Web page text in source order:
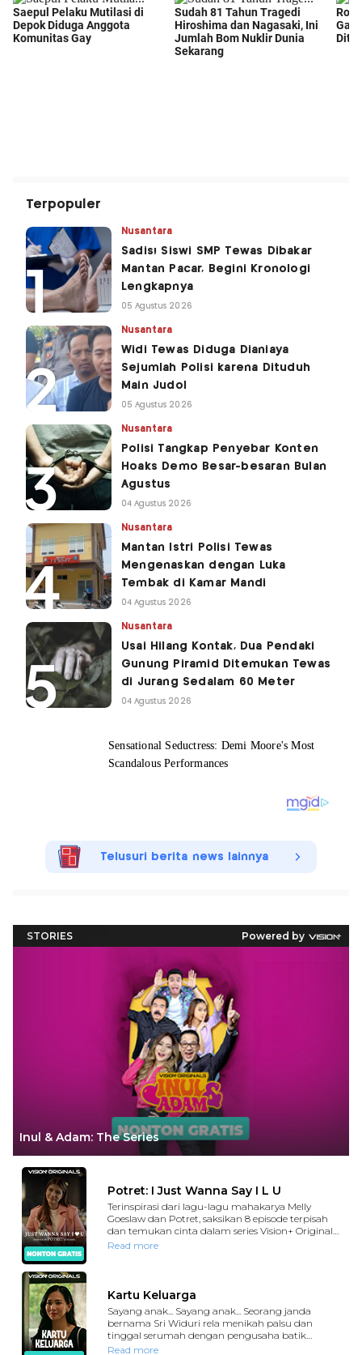
Terpopuler
Nusantara
Sadis! Siswi SMP Tewas Dibakar
Mantan Pacar, Begini Kronologi
Lengkapnya
05 Agustus 2026
Nusantara
Widi Tewas Diduga Dianiaya
Sejumlah Polisi karena Dituduh
Main Judol
05 Agustus 2026
Nusantara
Polisi Tangkap Penyebar Konten
Hoaks Demo Besar-besaran Bulan
Agustus
04 Agustus 2026
Nusantara
Mantan Istri Polisi Tewas
Mengenaskan dengan Luka
Tembak di Kamar Mandi
04 Agustus 2026
Nusantara
Usai Hilang Kontak, Dua Pendaki
Gunung Piramid Ditemukan Tewas
di Jurang Sedalam 60 Meter
04 Agustus 2026
Telusuri berita news lainnya